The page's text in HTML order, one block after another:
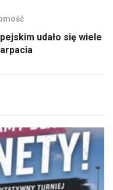
udało się wiele